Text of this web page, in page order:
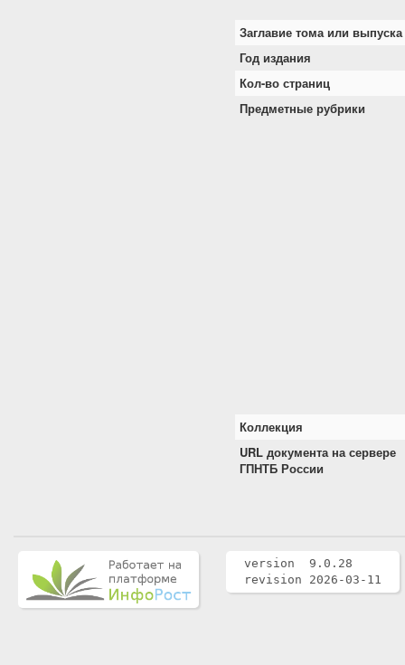
Заглавие тома или выпуска
Год издания
Кол-во страниц
Предметные рубрики
Коллекция
URL документа на сервере
ГПНТБ России
version 9.0.28
revision 2026-03-11